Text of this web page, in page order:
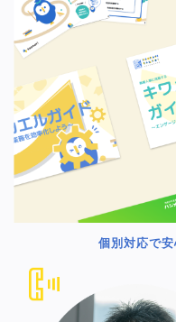
個別対応で